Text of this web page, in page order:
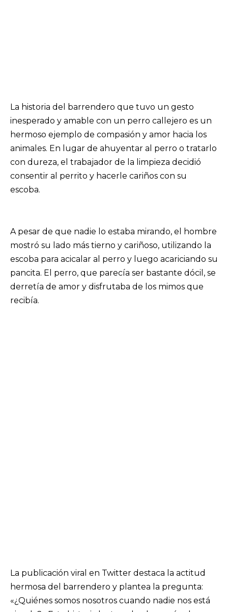
La historia del barrendero que tuvo un gesto
inesperado y amable con un perro callejero es un
hermoso ejemplo de compasión y amor hacia los
animales. En lugar de ahuyentar al perro o tratarlo
con dureza, el trabajador de la limpieza decidió
consentir al perrito y hacerle cariños con su
escoba.
A pesar de que nadie lo estaba mirando, el hombre
mostró su lado más tierno y cariñoso, utilizando la
escoba para acicalar al perro y luego acariciando su
pancita. El perro, que parecía ser bastante dócil, se
derretía de amor y disfrutaba de los mimos que
recibía.
La publicación viral en Twitter destaca la actitud
hermosa del barrendero y plantea la pregunta:
«¿Quiénes somos nosotros cuando nadie nos está